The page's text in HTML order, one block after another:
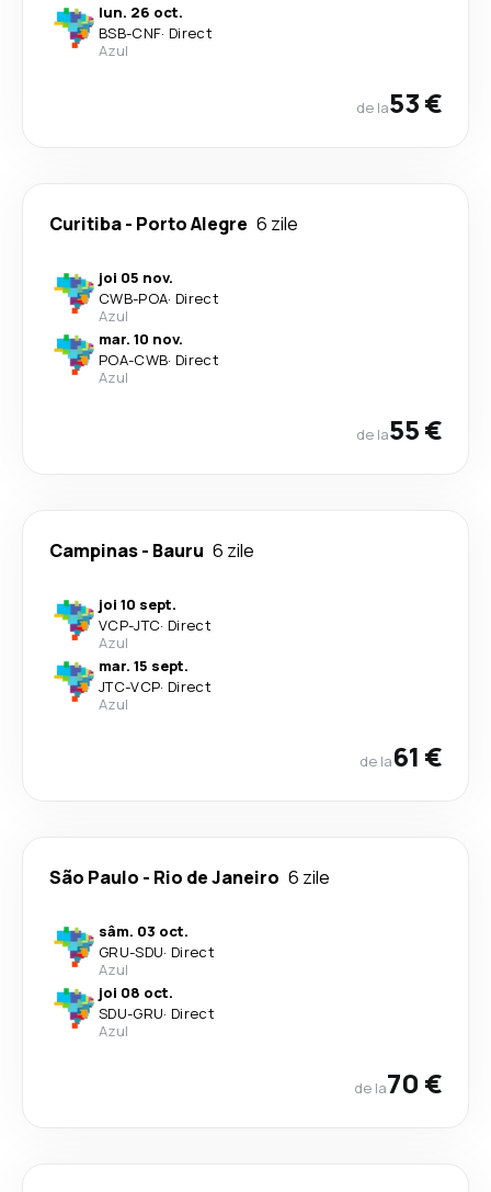
lun. 26 oct.
BSB-CNF· Direct
Azul
de la53 €
Curitiba- Porto Alegre 6 zile
joi 05 nov.
CWB-POA· Direct
Azul
mar. 10 nov.
POA-CWB· Direct
Azul
de la55 €
Campinas- Bauru 6 zile
joi 10 sept.
VCP-JTC· Direct
Azul
mar. 15 sept.
JTC-VCP· Direct
Azul
de la61 €
São Paulo - Rio de Janeiro 6 zile
sâm. 03 oct.
GRU-SDU· Direct
Azul
joi 08 oct.
SDU-GRU· Direct
Azul
de la70 €